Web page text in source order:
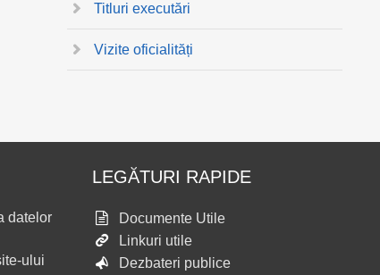
Titluri executări
Vizite oficialități
datelor
ului
LEGĂTURI RAPIDE
Documente Utile
Linkuri utile
Dezbateri publice